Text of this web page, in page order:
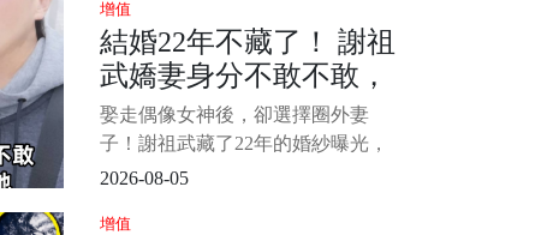
從來都不是謝賢、謝霆鋒父子。
1/20 如今他64歲依然未婚，也沒有
子女，有人猜測他是張柏芝三胎生
父，其實兩人的關係沒有那麼片
面。
增值
結婚22年不藏了！ 謝祖
武嬌妻身分不敢不敢，
萬萬沒想到原來是她，
難怪當初狠甩岳翎不娶
張玉嬿...
娶走偶像女神後，卻選擇圈外妻
子！謝祖武藏了22年的婚紗曝光，
網友：難怪當年放棄岳翎和張玉嬿
到的，或許還是那個在電視劇裡總
2026-08-05
增值